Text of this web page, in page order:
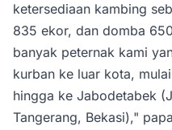
ketersediaan kambing
835 ekor, dan domba
banyak peternak kami
kurban ke luar kota,
hingga ke Jabodetabek
Tangerang, Bekasi),"